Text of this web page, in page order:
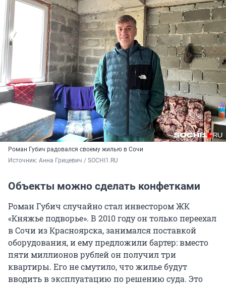
Роман Губич радовался своему жилью в Сочи
Источник: Анна Грицевич / SOCHI1.RU
Объекты можно сделать конфетками
Роман Губич случайно стал инвестором ЖК
«Княжье подворье». В 2010 году он только переехал
в Сочи из Красноярска, занимался поставкой
оборудования, и ему предложили бартер: вместо
пяти миллионов рублей он получил три
квартиры. Его не смутило, что жилье будут
вводить в эксплуатацию по решению суда. Это